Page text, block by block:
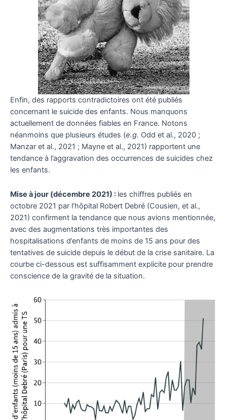
Enfin, des rapports contradictoires ont été publiés
concernant le suicide des enfants. Nous manquons
actuellement de données fiables en France. Notons
néanmoins que plusieurs études (e.g. Odd et al., 2020 ;
Manzar et al., 2021 ; Mayne et al., 2021) rapportent une
tendance à l’aggravation des occurrences de suicides chez
les enfants.
Mise à jour (décembre 2021) : les chiffres publiés en
octobre 2021 par l’hôpital Robert Debré (Cousien, et al.,
2021) confirment la tendance que nous avions mentionnée,
avec des augmentations très importantes des
hospitalisations d’enfants de moins de 15 ans pour des
tentatives de suicide depuis le début de la crise sanitaire. La
courbe ci-dessous est suffisamment explicite pour prendre
conscience de la gravité de la situation.